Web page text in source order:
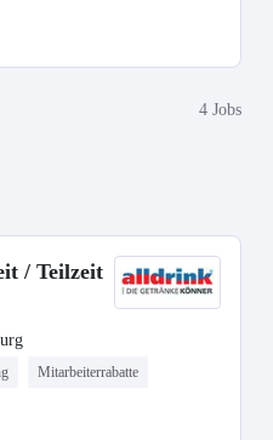
4 Jobs
/ Teilzeit
Mitarbeiterrabatte